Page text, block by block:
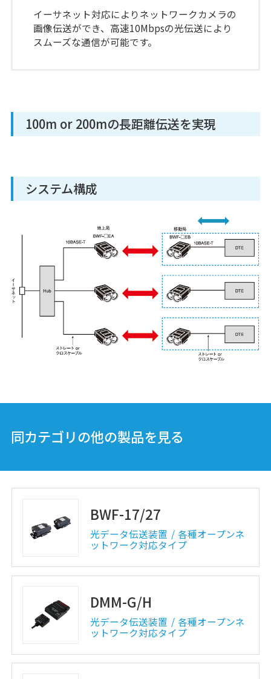
イーサネット対応によりネットワークカメラの
画像伝送ができ、高速10Mbpsの光伝送により
スムーズな通信が可能です。
100m or 200mの長距離伝送を実現
システム構成
同カテゴリの他の製品を見る
EWF-0/1E-N
光データ伝送装置 各種オープンネ
ットワーク対応タイプ
DWF-15LE-L01/20LE
各種オープンネ
DME-G/H-N01
光データ伝送装置 各種オープンネ
BWF-17/27
光データ伝送装置 各種オープンネ
ットワーク対応タイプ
DMM-G/H
光データ伝送装置 各種オープンネ
ットワーク対応タイプ